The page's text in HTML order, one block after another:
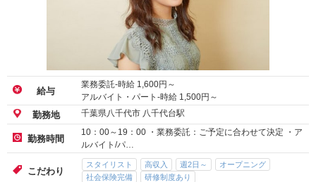
給与
業務委託-時給 1,600円～
アルバイト・パート-時給 1,500円～
勤務地 千葉県八千代市 八千代台駅
勤務時間
10：00～19：00 ・業務委託：ご予定に合わせて決定 ・ア
ルバイト/パ…
こだわり
スタイリスト 高収入 週2日～
オープニング
社会保険完備
研修制度あり